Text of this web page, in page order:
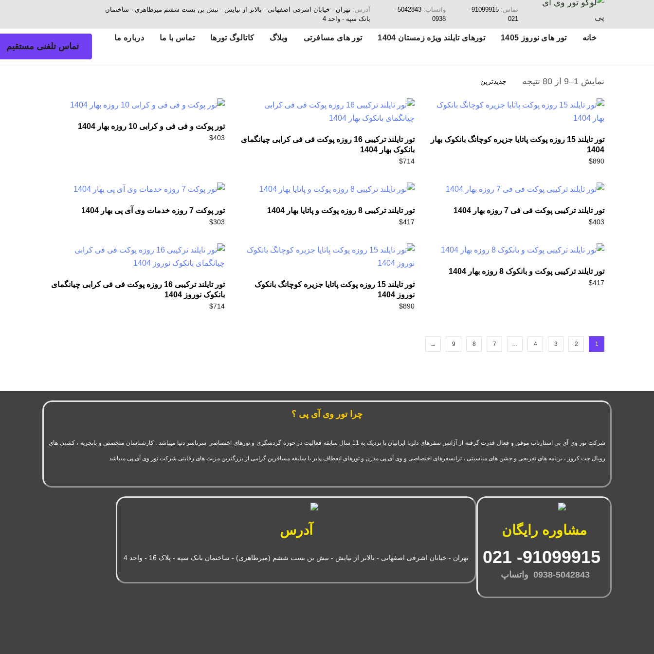
تماس:
91099915-
021
واتساپ:
5042843-
0938
آدرس: تهران - خیابان اشرفی اصفهانی - بالاتر از نیایش - نبش بن بست ششم میرطاهری - ساختمان
بانک سپه - واحد 4
خانه تور های نوروز 1405 تورهای تایلند ویژه زمستان 1404 تور های مسافرتی وبلاگ کاتالوگ تورها تماس با ما درباره ما
تماس تلفنی مستقیم
نمایش 1–9 از 80 نتیجه
تور تایلند 15 روزه پوکت پاتایا جزیره کوچانگ بانکوک بهار
1404
$890
تور تایلند ترکیبی 16 روزه پوکت فی فی کرابی چیانگمای
بانکوک بهار 1404
$714
تور پوکت و فی فی و کرابی 10 روزه بهار 1404
$403
تور تایلند ترکیبی پوکت فی فی 7 روزه بهار 1404
$403
تور تایلند ترکیبی 8 روزه پوکت و پاتایا بهار 1404
$417
تور پوکت 7 روزه خدمات وی آی پی بهار 1404
$303
تور تایلند ترکیبی پوکت و بانکوک 8 روزه بهار 1404
$417
تور تایلند 15 روزه پوکت پاتایا جزیره کوچانگ بانکوک
نوروز 1404
$890
تور تایلند ترکیبی 16 روزه پوکت فی فی کرابی چیانگمای
بانکوک نوروز 1404
$714
1
2
3
4
7
8
9
→
چرا تور وی آی پی ؟
شرکت تور وی آی پی استارتاپ موفق و فعال قدرت گرفته از آژانس سفرهای دلربا ایرانیان با نزدیک به 11 سال سابقه فعالیت در حوزه گردشگری و تورهای اختصاصی سرتاسر دنیا میباشد . کارشناسان متخصص و باتجربه ، کشتی های
رویال جت کروز ، برنامه های تفریحی و جشن های مناسبتی ، ترانسفرهای اختصاصی و وی آی پی مدرن و تورهای انعطاف پذیر با سلیقه مسافرین گرامی از بزرگترین مزیت های رقابتی شرکت تور وی آی پی میباشد
مشاوره رایگان
0938-5042843 واتساپ
آدرس
تهران - خیابان اشرفی اصفهانی - بالاتر از نیایش - نبش بن بست ششم (میرطاهری) - ساختمان بانک سپه - پلاک 16 - واحد 4